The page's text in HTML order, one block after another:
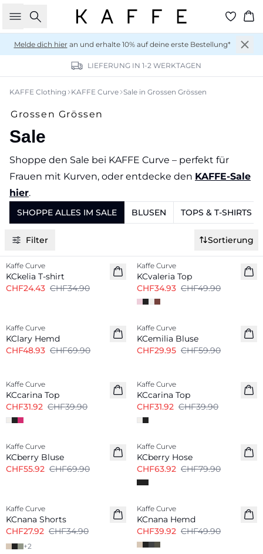
Suche
Melde dich hieran und erhalte 10% auf deine erste Bestellung*
LIEFERUNG IN 1-2 WERKTAGEN
KAFFE Clothing KAFFE Curve Sale in Grossen Grössen
Sale
Grossen Grössen
Shoppe den Sale bei KAFFE Curve – perfekt für
Frauen mit Kurven, oder entdecke den KAFFE-Sale
hier.
SHOPPE ALLES IM SALE BLUSEN TOPS & T-SHIRTS
Filter Sortierung
-30%
Kaffe Curve
KCkelia T-shirt
CHF24.43 CHF34.90
Kaffe Curve
KCvaleria Top
CHF34.93 CHF49.90
Kaffe Curve
KClary Hemd
CHF48.93 CHF69.90
-50%
Kaffe Curve
KCemilia Bluse
CHF29.95 CHF59.90
Kaffe Curve
KCcarina Top
CHF31.92 CHF39.90
Kaffe Curve
KCcarina Top
CHF31.92 CHF39.90
-20%
Kaffe Curve
KCberry Bluse
CHF55.92 CHF69.90
-20%
Kaffe Curve
KCberry Hose
CHF63.92 CHF79.90
Kaffe Curve
KCnana Shorts
CHF27.92 CHF34.90
+2
-20%
Kaffe Curve
KCnana Hemd
CHF39.92 CHF49.90